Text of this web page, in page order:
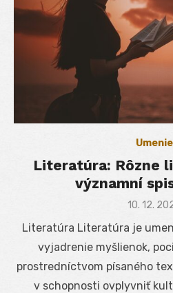
Umenie
Literatúra: Rôzne
významní
Posted
10. 12.
Literatúra Literatúra je
vyjadrenie myšlienok,
prostredníctvom písaného
v schopnosti ovplyvniť